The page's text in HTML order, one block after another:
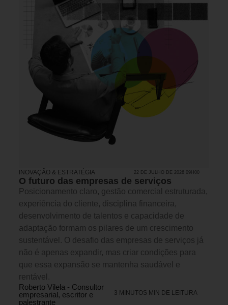
INOVAÇÃO & ESTRATÉGIA 22 DE JULHO DE 2026 09H00
O futuro das empresas de serviços
Posicionamento claro, gestão comercial estruturada,
experiência do cliente, disciplina financeira,
desenvolvimento de talentos e capacidade de
adaptação formam os pilares de um crescimento
sustentável. O desafio das empresas de serviços já
não é apenas expandir, mas criar condições para
que essa expansão se mantenha saudável e
rentável.
Roberto Vilela - Consultor
empresarial, escritor e
palestrante
3 MINUTOS MIN DE LEITURA